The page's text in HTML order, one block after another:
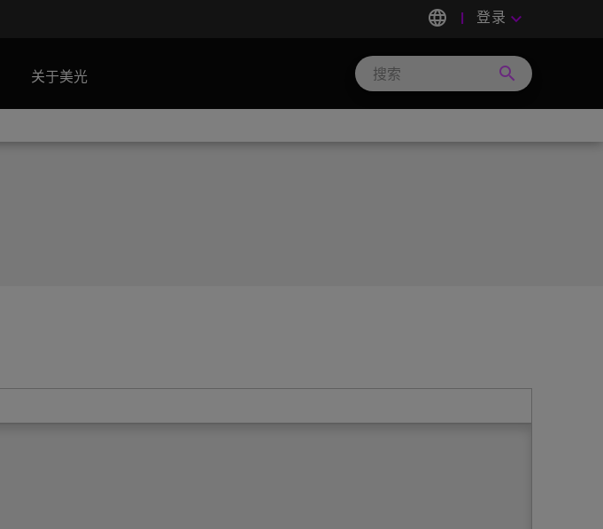
language 登录 keyboard_arrow_down
关于美光 search